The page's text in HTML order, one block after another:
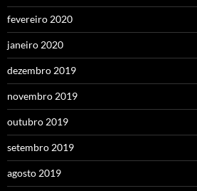
fevereiro 2020
janeiro 2020
dezembro 2019
novembro 2019
outubro 2019
setembro 2019
agosto 2019